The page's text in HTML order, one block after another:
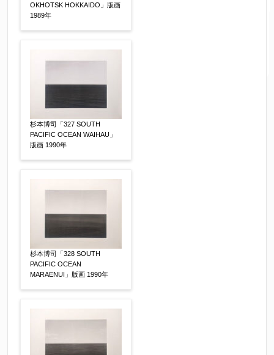
【任意】
同意する 【必須】
↑ 同意頂けましたらチェックを入れてくださ
い。
※データはSSL(Secure Sockets Layer)通信によ
OKHOTSK HOKKAIDO」版画
1989年
杉本博司「327 SOUTH
PACIFIC OCEAN WAIHAU」
版画 1990年
杉本博司「328 SOUTH
PACIFIC OCEAN
MARAENUI」版画 1990年